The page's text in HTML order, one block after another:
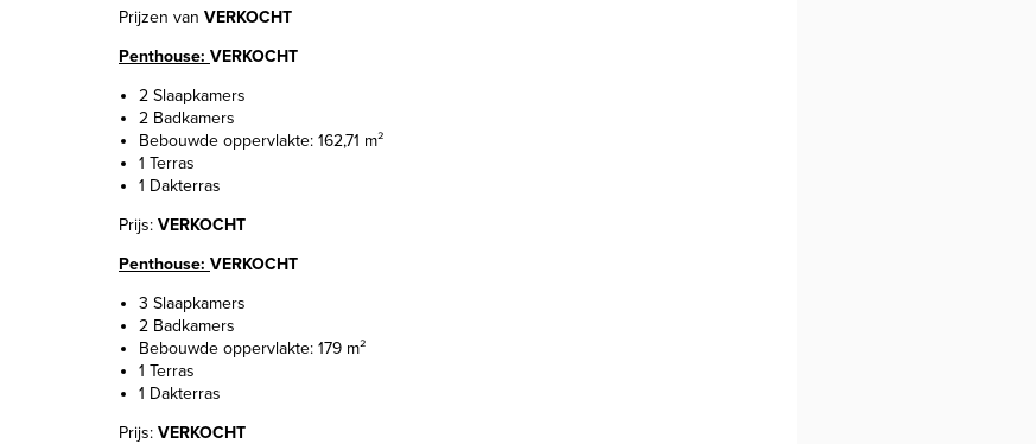
Prijzen van VERKOCHT
Penthouse: VERKOCHT
2 Slaapkamers
2 Badkamers
Bebouwde oppervlakte: 162,71 m²
1 Terras
1 Dakterras
Prijs: VERKOCHT
Penthouse: VERKOCHT
3 Slaapkamers
2 Badkamers
Bebouwde oppervlakte: 179 m²
1 Terras
1 Dakterras
Prijs: VERKOCHT